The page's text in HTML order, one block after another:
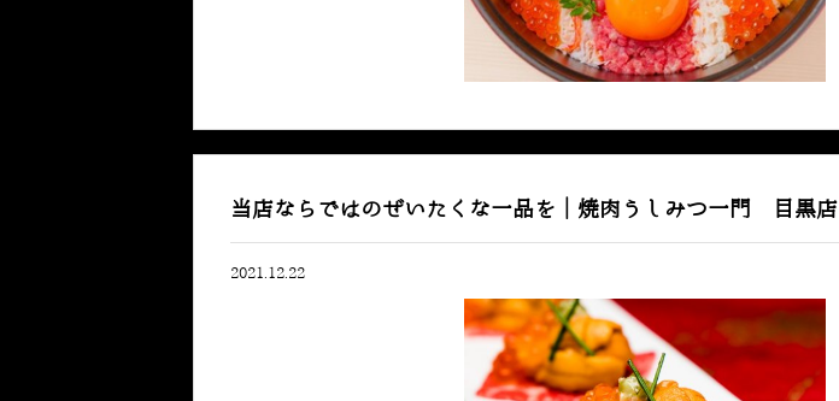
当店ならではのぜいたくな一品を｜焼肉うしみつ一門 目黒店
2021.12.22